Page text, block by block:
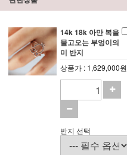
14k 18k 아만 복을
물고오는 부엉이의
미 반지
상품가 : 1,629,000원
반지 선택